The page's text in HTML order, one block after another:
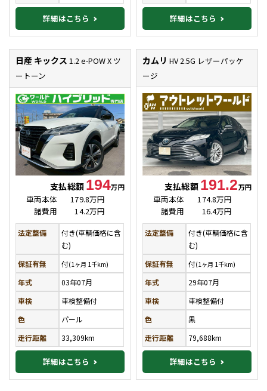
詳細はこちら 詳細はこちら
日産 キックス 1.2 e-POW X ツ
ートーン
支払総額 194万円
車両本体
179.8万円
諸費用
14.2万円
法定整備
付き(車輌価格に含
む)
保証有無
付(1ヶ月 1千km)
年式
03年07月
車検
車検整備付
色
パール
走行距離
33,309km
詳細はこちら
カムリHV 2.5G レザーパッケ
ージ
支払総額 191.2万円
車両本体
174.8万円
諸費用
16.4万円
法定整備
付き(車輌価格に含
む)
保証有無
付(1ヶ月 1千km)
年式
29年07月
車検
車検整備付
色
黒
走行距離
79,688km
詳細はこちら